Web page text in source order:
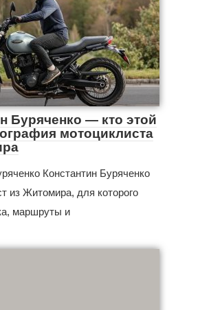
Буряченко — кто этой
мотоциклиста
Константин Буряченко
из Житомира, для которого
маршруты и